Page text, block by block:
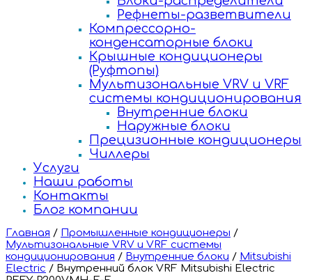
Рефнеты-разветвители
Компрессорно-
конденсаторные блоки
Крышные кондиционеры
(Руфтопы)
Мультизональные VRV и VRF
системы кондиционирования
Внутренние блоки
Наружные блоки
Прецизионные кондиционеры
Чиллеры
Услуги
Наши работы
Контакты
Блог компании
Главная / Промышленные кондиционеры /
Мультизональные VRV и VRF системы
кондиционирования / Внутренние блоки / Mitsubishi
Electric / Внутренний блок VRF Mitsubishi Electric